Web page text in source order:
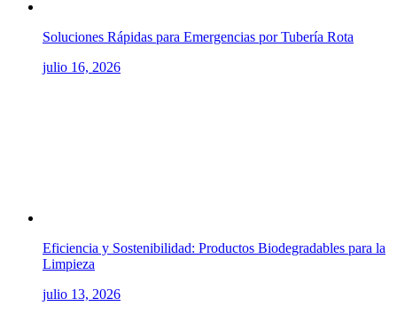
Soluciones Rápidas para Emergencias por Tubería Rota
julio 16, 2026
Eficiencia y Sostenibilidad: Productos Biodegradables para la
Limpieza
julio 13, 2026